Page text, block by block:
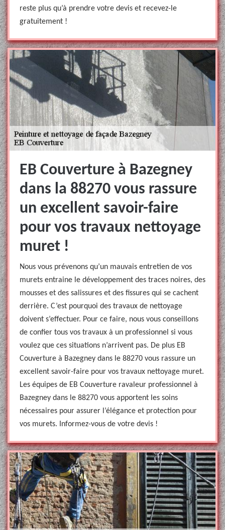
reste plus qu’à prendre votre devis et recevez-le
gratuitement !
EB Couverture à Bazegney
dans la 88270 vous rassure
un excellent savoir-faire
pour vos travaux nettoyage
muret !
Nous vous prévenons qu’un mauvais entretien de vos
murets entraine le développement des traces noires, des
mousses et des salissures et des fissures qui se cachent
derrière. C’est pourquoi des travaux de nettoyage
doivent s’effectuer. Pour ce faire, nous vous conseillons
de confier tous vos travaux à un professionnel si vous
voulez que ces situations n’arrivent pas. De plus EB
Couverture à Bazegney dans le 88270 vous rassure un
excellent savoir-faire pour vos travaux nettoyage muret.
Les équipes de EB Couverture ravaleur professionnel à
Bazegney dans le 88270 vous apportent les soins
nécessaires pour assurer l’élégance et protection pour
vos murets. Informez-vous de votre devis !